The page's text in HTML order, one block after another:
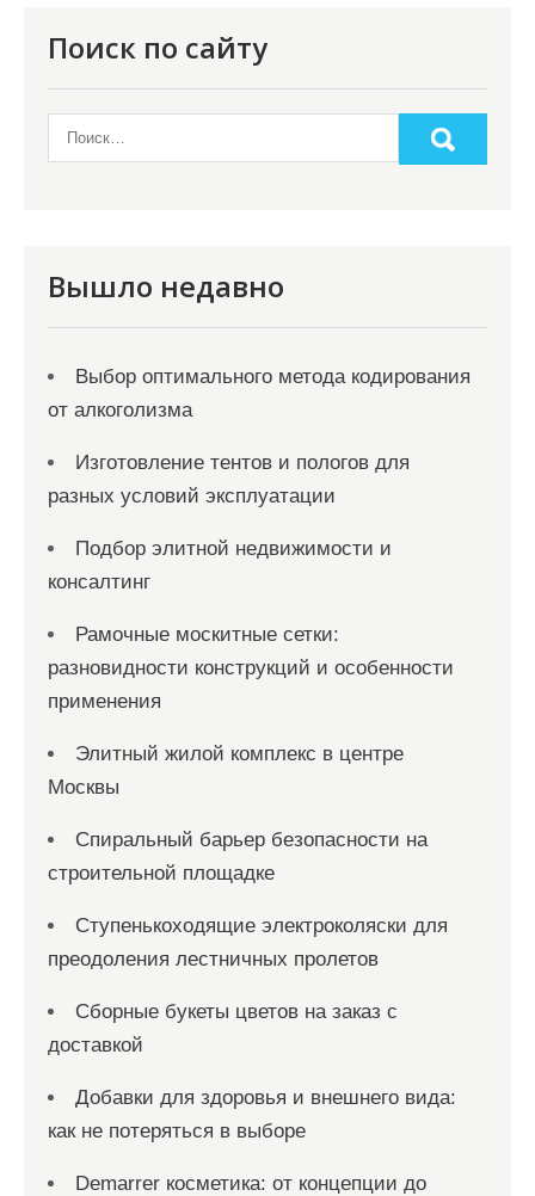
м
Поиск по сайту
Вышло недавно
Выбор оптимального метода кодирования
от алкоголизма
Изготовление тентов и пологов для
разных условий эксплуатации
Подбор элитной недвижимости и
консалтинг
Рамочные москитные сетки:
разновидности конструкций и особенности
применения
Элитный жилой комплекс в центре
Москвы
Спиральный барьер безопасности на
строительной площадке
Ступенькоходящие электроколяски для
преодоления лестничных пролетов
Сборные букеты цветов на заказ с
доставкой
Добавки для здоровья и внешнего вида:
как не потеряться в выборе
Demarrer косметика: от концепции до